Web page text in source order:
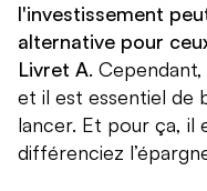
l'investissement
alternative pour
Livret A.
et il est essentiel de
lancer. Et pour ça, il
différenciez